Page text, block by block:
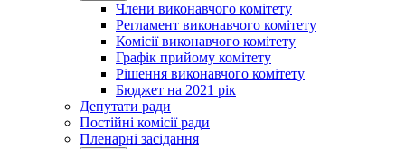
Члени виконавчого комітету
Регламент виконавчого комітету
Комісії виконавчого комітету
Графік прийому комітету
Рішення виконавчого комітету
Бюджет на 2021 рік
Депутати ради
Постійні комісії ради
Пленарні засідання